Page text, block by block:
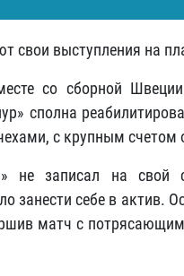
свои выступления на
со сборной
сполна
с крупным счетом
не записал на свой
занести себе в актив.
матч с